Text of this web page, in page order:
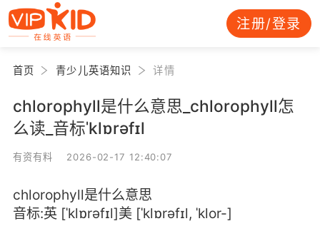
注册/登录
首页 青少儿英语知识 详情
chlorophyll是什么意思_chlorophyll怎
么读_音标ˈklɒrəfɪl
有资有料 2026-02-17 12:40:07
chlorophyll是什么意思
音标:英 [ˈklɒrəfɪl]美 [ˈklɒrəfɪl, ˈklor-]